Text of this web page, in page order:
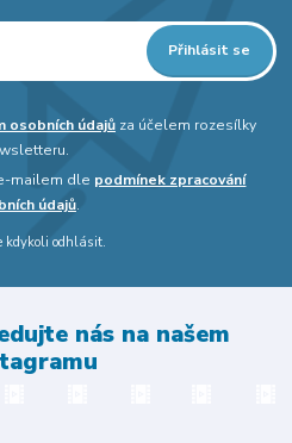
Přihlásit se
osobních údajůza účelem rozesílky
mailem dle podmínek zpracování
údajů.
kdykoli odhlásit.
nás na našem